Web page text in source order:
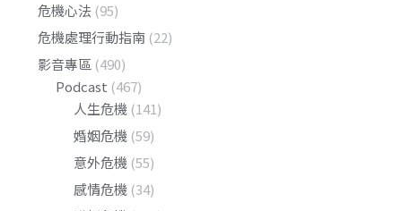
危機心法 (95)
危機處理行動指南 (22)
影音專區 (490)
Podcast (467)
人生危機 (141)
婚姻危機 (59)
意外危機 (55)
感情危機 (34)